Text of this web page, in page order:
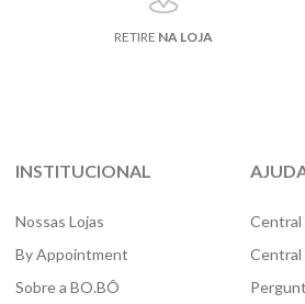
RETIRE NA LOJA
INSTITUCIONAL
Nossas Lojas
By Appointment
Sobre a BO.BÔ
Central